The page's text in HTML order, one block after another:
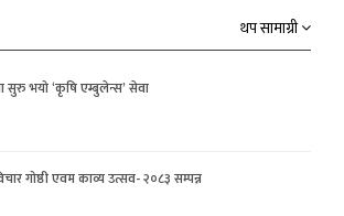
थप सामाग्री
सुरु भयो ‘कृषि एम्बुलेन्स’ सेवा
गोष्ठी एवम काव्य उत्सव- २०८३ सम्पन्न